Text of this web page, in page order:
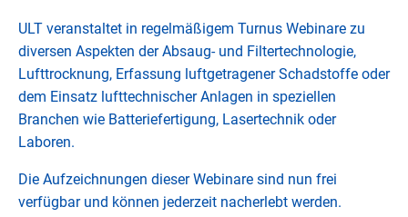
ULT veranstaltet in regelmäßigem Turnus Webinare zu
diversen Aspekten der Absaug- und Filtertechnologie,
Lufttrocknung, Erfassung luftgetragener Schadstoffe oder
dem Einsatz lufttechnischer Anlagen in speziellen
Branchen wie Batteriefertigung, Lasertechnik oder
Laboren.
Die Aufzeichnungen dieser Webinare sind nun frei
verfügbar und können jederzeit nacherlebt werden.